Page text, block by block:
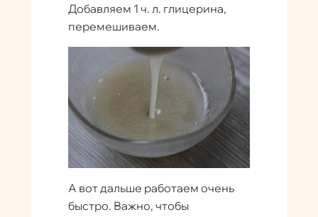
Добавляем 1 ч. л. глицерина,
перемешиваем.
А вот дальше работаем очень
быстро. Важно, чтобы